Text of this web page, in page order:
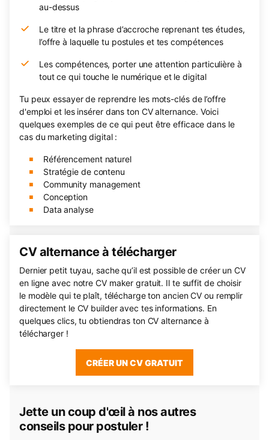
au-dessus
Le titre et la phrase d’accroche reprenant tes études,
l’offre à laquelle tu postules et tes compétences
Les compétences, porter une attention particulière à
tout ce qui touche le numérique et le digital
Tu peux essayer de reprendre les mots-clés de l’offre
d'emploi et les insérer dans ton CV alternance. Voici
quelques exemples de ce qui peut être efficace dans le
cas du marketing digital :
Référencement naturel
Stratégie de contenu
Community management
Conception
Data analyse
CV alternance à télécharger
Dernier petit tuyau, sache qu’il est possible de créer un CV
en ligne avec notre CV maker gratuit. Il te suffit de choisir
le modèle qui te plaît, télécharge ton ancien CV ou remplir
directement le CV builder avec tes informations. En
quelques clics, tu obtiendras ton CV alternance à
télécharger !
CRÉER UN CV GRATUIT
Jette un coup d'œil à nos autres
conseils pour postuler !